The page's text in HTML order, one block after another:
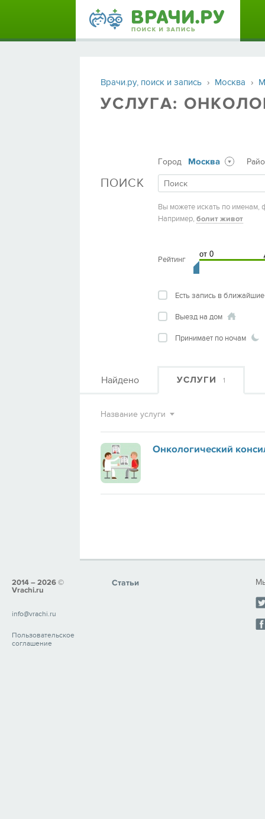
Врачи.ру, поиск и запись › Москва ›
УСЛУГА:
Город Москва
ПОИСК
Вы можете искать по именам,
Например, болит живот
Рейтинг
Есть запись в
Выезд на дом
Принимает по ночам
Найдено УСЛУГИ 1
Название услуги
Онкологический
2014 – 2026 ©
Vrachi.ru
info@vrachi.ru
Пользовательское
соглашение
Статьи